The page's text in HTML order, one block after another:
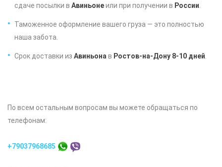
сдаче посылки в Авиньонеили при получении в России
Таможенное оформление вашего груза — это полностью
наша забота.
Срок доставки из Авиньона в Ростов-на-Дону 8-10 дней
По всем остальным вопросам вы можете обращаться по
телефонам:
+79037968685